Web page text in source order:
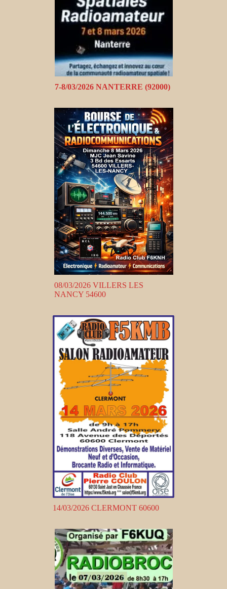
7-8/03/2026 NANTERRE (92000)
08/03/2026 VILLERS LES
NANCY 54600
14/03/2026 CLERMONT 60600